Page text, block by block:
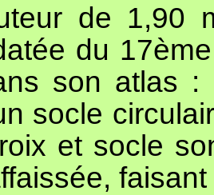
de 1,90
du
son atlas
socle
et socle